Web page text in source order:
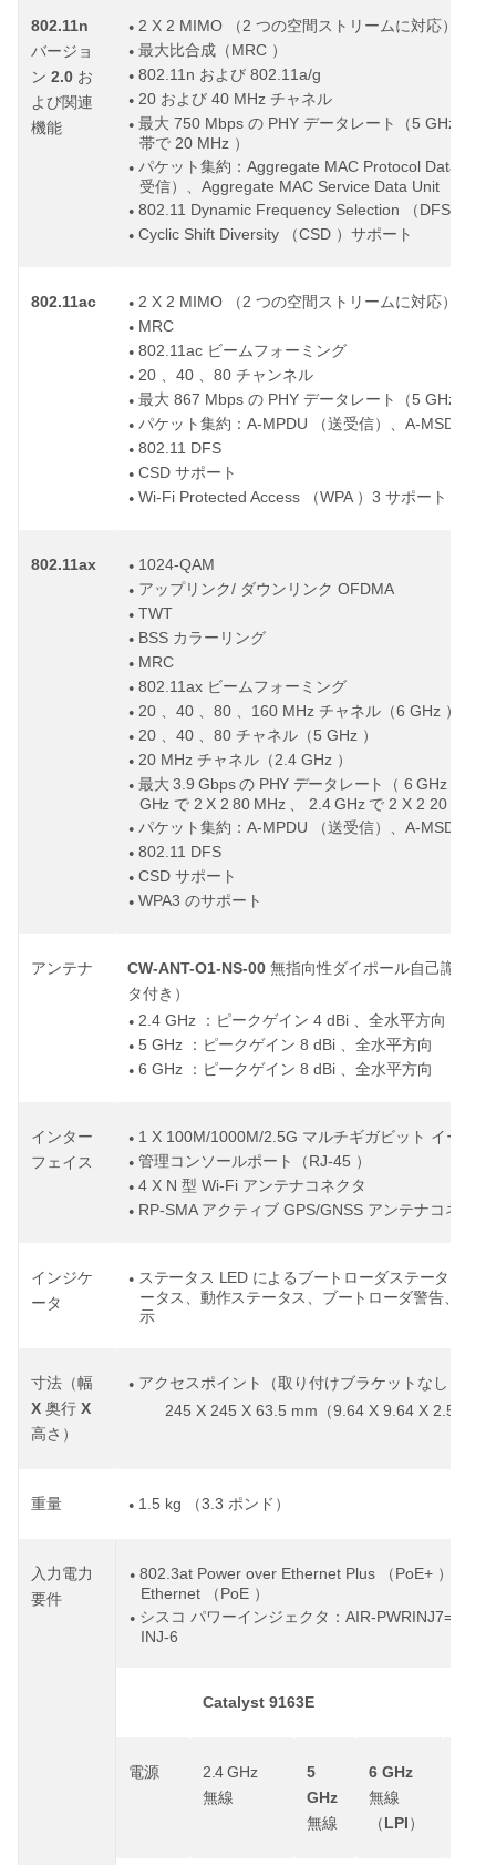
802.11n
バージョ
ン 2.0 お
よび関連
機能
● 2 X 2 MIMO （2 つの空間ストリームに対応）
● 最大比合成（ MRC ）
● 802.11n および 802.11a/g
● 20 および 40 MHz チャネル
● 最大 750 Mbps の PHY データレート（ 5 GHz
帯で 20 MHz ）
● パケット集約： Aggregate MAC Protocol Data Unit
受信）、 Aggregate MAC Service Data Unit
● 802.11 Dynamic Frequency Selection （ DFS
● Cyclic Shift Diversity （CSD ）サポート
802.11ac ● 2 X 2 MIMO （2 つの空間ストリームに対応）
● MRC
● 802.11ac ビームフォーミング
● 20 、 40 、 80 チャンネル
● 最大 867 Mbps の PHY データレート（5 GHz
● パケット集約： A-MPDU （送受信）、 A-MSDU
● 802.11 DFS
● CSD サポート
● Wi-Fi Protected Access （WPA ） 3 サポート
802.11ax ● 1024-QAM
● アップリンク/ ダウンリンク OFDMA
● TWT
● BSS カラーリング
● MRC
● 802.11ax ビームフォーミング
● 20 、 40 、 80 、 160 MHz チャネル（6 GHz ）
● 20 、 40 、 80 チャネル（ 5 GHz ）
● 20 MHz チャネル（2.4 GHz ）
● 最大 3.9 Gbpsの PHY データレート（ 6 GHz
GHz で 2 X 2 80 MHz 、 2.4 GHz で 2 X 2 20 MHz
● パケット集約： A-MPDU （送受信）、 A-MSDU
● 802.11 DFS
● CSD サポート
● WPA3 のサポート
アンテナ CW-ANT-O1-NS-00 無指向性ダイポール自己識別ア
タ付き）
● 2.4 GHz ：ピークゲイン 4 dBi 、全水平方向
● 5 GHz ：ピークゲイン 8 dBi 、全水平方向
● 6 GHz ：ピークゲイン 8 dBi 、全水平方向
インター
フェイス
● 1 X 100M/1000M/2.5G マルチギガビット イーサ
● 管理コンソールポート（ RJ-45 ）
● 4 X N 型 Wi-Fi アンテナコネクタ
● RP-SMA アクティブ GPS/GNSS アンテナコネクタ
インジケ
ータ
● ステータス LED によるブートローダステータス、
ータス、動作ステータス、ブートローダ警告、ブー
示
寸法（幅
X 奥行 X
高さ）
● アクセスポイント（取り付けブラケットなし）：
245 X 245 X 63.5 mm （9.64 X 9.64 X 2.5
重量 ● 1.5 kg （3.3 ポンド）
入力電力
要件
● 802.3at Power over Ethernet Plus （ PoE+ ）、
Ethernet
（ PoE ）
● シスコ パワーインジェクタ： AIR-PWRINJ7=
INJ-6
Catalyst 9163E
電源 2.4 GHz
無線
5
GHz
無線
6 GHz
無線
（ LPI ）